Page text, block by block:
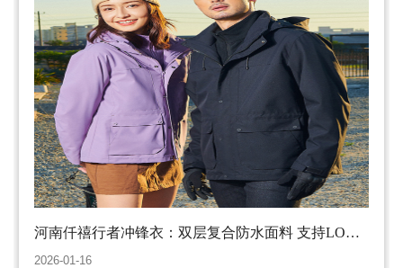
河南仟禧行者冲锋衣：双层复合防水面料 支持LOGO
刺绣/热转印、团队编号、专属配色​​​
2026-01-16